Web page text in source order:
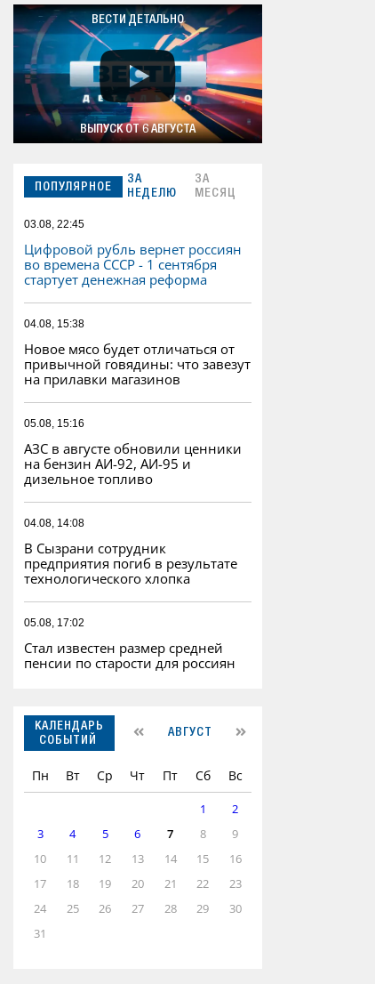
ВЕСТИ ДЕТАЛЬНО
ВЫПУСК ОТ 6 АВГУСТА
ПОПУЛЯРНОЕ
ЗА
НЕДЕЛЮ
ЗА
МЕСЯЦ
03.08, 22:45
Цифровой рубль вернет россиян
во времена СССР - 1 сентября
стартует денежная реформа
04.08, 15:38
Новое мясо будет отличаться от
привычной говядины: что завезут
на прилавки магазинов
05.08, 15:16
АЗС в августе обновили ценники
на бензин АИ-92, АИ-95 и
дизельное топливо
04.08, 14:08
В Сызрани сотрудник
предприятия погиб в результате
технологического хлопка
05.08, 17:02
Стал известен размер средней
пенсии по старости для россиян
КАЛЕНДАРЬ
СОБЫТИЙ
АВГУСТ
Пн Вт Ср Чт Пт Сб Вс
1
2
3
4 5 6 7 8
9
10
11 12 13 14 15
16
17
18 19 20 21 22
23
24
25 26 27 28 29
30
31